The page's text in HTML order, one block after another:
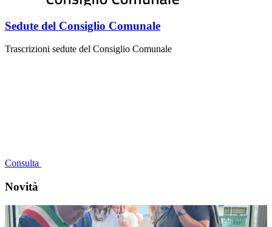
Sedute del Consiglio Comunale
Trascrizioni sedute del Consiglio Comunale
Consulta
Novità